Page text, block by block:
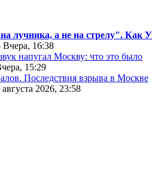
лучника, а не на стрелу". Как
16:38
напугал Москву: что это было
15:29
Последствия взрыва в Москве
2026, 23:58